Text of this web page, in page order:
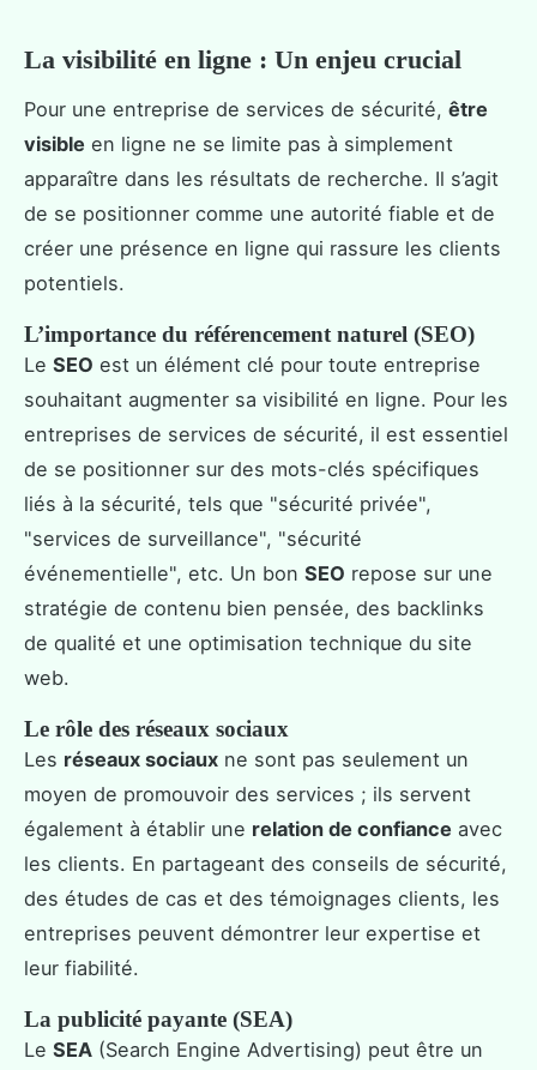
La visibilité en ligne : Un enjeu crucial
Pour une entreprise de services de sécurité, être
visible en ligne ne se limite pas à simplement
apparaître dans les résultats de recherche. Il s’agit
de se positionner comme une autorité fiable et de
créer une présence en ligne qui rassure les clients
potentiels.
L’importance du référencement naturel (SEO)
Le SEO est un élément clé pour toute entreprise
souhaitant augmenter sa visibilité en ligne. Pour les
entreprises de services de sécurité, il est essentiel
de se positionner sur des mots-clés spécifiques
liés à la sécurité, tels que "sécurité privée",
"services de surveillance", "sécurité
événementielle", etc. Un bon SEO repose sur une
stratégie de contenu bien pensée, des backlinks
de qualité et une optimisation technique du site
web.
Le rôle des réseaux sociaux
Les réseaux sociaux ne sont pas seulement un
moyen de promouvoir des services ; ils servent
également à établir une relation de confiance avec
les clients. En partageant des conseils de sécurité,
des études de cas et des témoignages clients, les
entreprises peuvent démontrer leur expertise et
leur fiabilité.
La publicité payante (SEA)
Le SEA (Search Engine Advertising) peut être un